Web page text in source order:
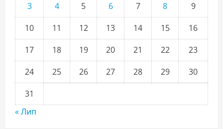
3
4 5 6 7 8
9
10
11 12 13 14 15
16
17
18 19 20 21 22
23
24
25 26 27 28 29
30
31
« Лип